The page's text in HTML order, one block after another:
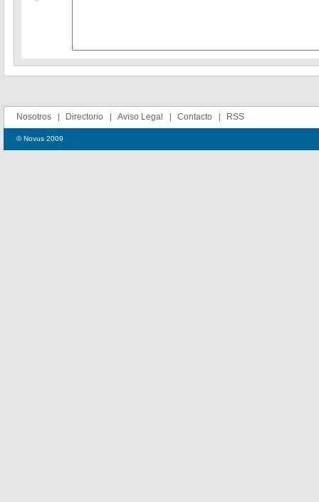
Nosotros Directorio Aviso Legal Contacto RSS
© Novus 2009